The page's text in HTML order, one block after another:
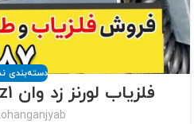
دسته‌بندی
فلزیاب لورنز زد وان Lorenz z1 کار کرده